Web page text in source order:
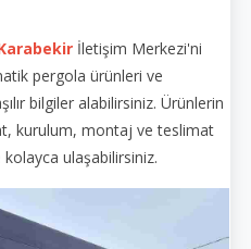
İletişim Merkezi'ni
pergola ürünleri ve
bilgiler alabilirsiniz. Ürünlerin
kurulum, montaj ve teslimat
kolayca ulaşabilirsiniz.